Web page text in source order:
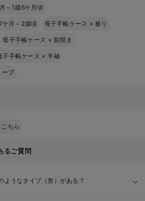
～1歳6ケ月頃
ケ月～2歳頃 母子手帳ケース ×被り
母子手帳ケース ×前開き
子手帳ケース × 半袖
ーブ
ちら
るご質問
ようなタイプ（形）がある？